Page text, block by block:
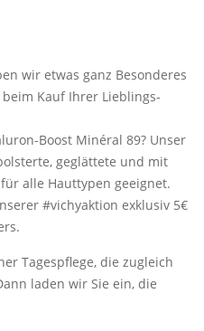
wir etwas ganz Besonderes
Kauf Ihrer Lieblings-
Boost Minéral 89? Unser
geglättete und mit
alle Hauttypen geeignet.
#vichyaktion exklusiv 5€
Tagespflege, die zugleich
laden wir Sie ein, die